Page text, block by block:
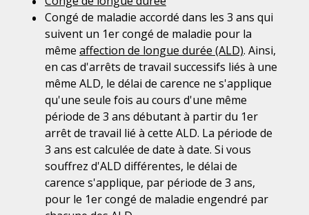
Congé de maladie accordé dans les 3 ans qui
suivent un 1ercongé de maladie pour la
même affection de longue durée (ALD). Ainsi,
en cas d'arrêts de travail successifs liés à une
même ALD, le délai de carence ne s'applique
qu'une seule fois au cours d'une même
période de 3 ans débutant à partir du 1er
arrêt de travail lié à cette ALD. La période de
3 ans est calculée de date à date. Si vous
souffrez d'ALD différentes, le délai de
carence s'applique, par période de 3 ans,
pour le 1ercongé de maladie engendré par